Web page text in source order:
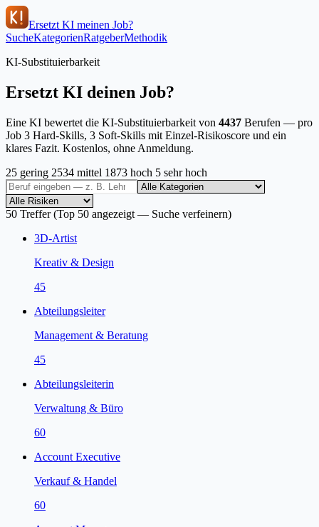
Ersetzt KI meinen Job?
SucheKategorienRatgeberMethodik
KI-Substituierbarkeit
Ersetzt KI deinen Job?
Eine KI bewertet die KI-Substituierbarkeit von 4437 Berufen — pro
Job 3 Hard-Skills, 3 Soft-Skills mit Einzel-Risikoscore und ein
klares Fazit. Kostenlos, ohne Anmeldung.
25 gering 2534 mittel 1873 hoch 5 sehr hoch
50 Treffer(Top 50 angezeigt — Suche verfeinern)
3D-Artist
Kreativ & Design
45
Abteilungsleiter
Management & Beratung
45
Abteilungsleiterin
Verwaltung & Büro
60
Account Executive
Verkauf & Handel
60